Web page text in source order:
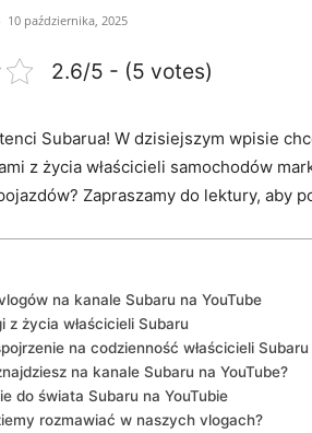
10 października, 2025
2.6/5 - (5 votes)
Subarua! W dzisiejszym wpisie
z życia właścicieli samochodów‌
⁢Zapraszamy do lektury, aby
na kanale ⁤Subaru ​na YouTube
z życia właścicieli Subaru
na codzienność właścicieli Subaru
na ⁢kanale ​Subaru na YouTube?
do⁤ świata ‍Subaru na ⁤YouTubie
rozmawiać w naszych vlogach?